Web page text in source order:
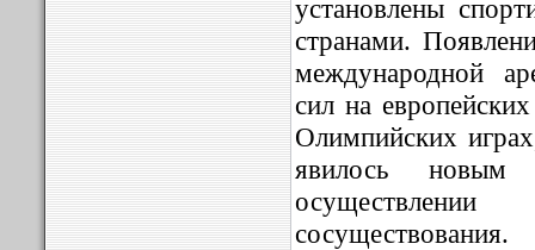
установлены
странами.
международной
сил на
Олимпийских
явилось
сосуществования.